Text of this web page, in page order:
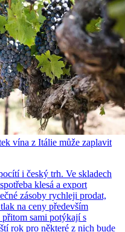
vína z Itálie může zaplavit
i český trh. Ve skladech
klesá a export
zásoby rychleji prodat,
na ceny především
sami potýkají s
rok pro některé z nich bude